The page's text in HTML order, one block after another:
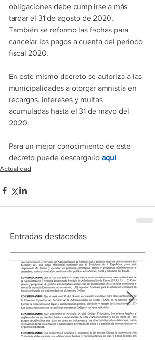
obligaciones debe cumplirse a más
tardar el 31 de agosto de 2020.
También se reformo las fechas para
cancelar los pagos a cuenta del período
fiscal 2020.
En este mismo decreto se autoriza a las
municipalidades a otorgar amnistía en
recargos, intereses y multas
acumuladas hasta el 31 de mayo del
2020.
Para un mejor conocimiento de este
decreto puede descargarlo aquí
Actualidad
Entradas destacadas